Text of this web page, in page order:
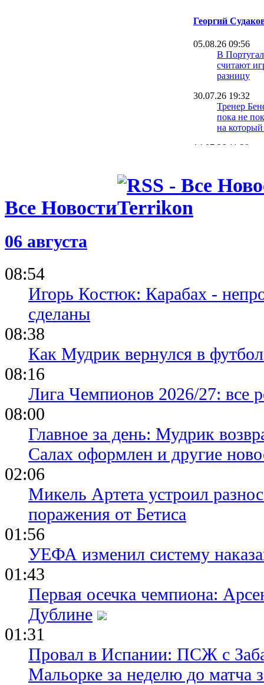
Георгий
05.08.26 09:56
В
считают
разницу
30.07.26 19:32
Тренер
пока не
на
14.07.26 11:28
Судакова
Все Новости
06 августа
08:54
Игорь Костюк: Карабах -
сделаны
08:38
Как Мудрик вернулся в
08:16
Лига Чемпионов 2026/27: все
08:00
Главное за день: Мудрик
Салах оформлен и другие
02:06
Микель Артета устроил
поражения от Бетиса
01:56
УЕФА изменил систему
01:43
Первая осечка чемпиона:
Дублине
01:31
Провал в Испании: ПСЖ с
Мальорке за неделю до матча